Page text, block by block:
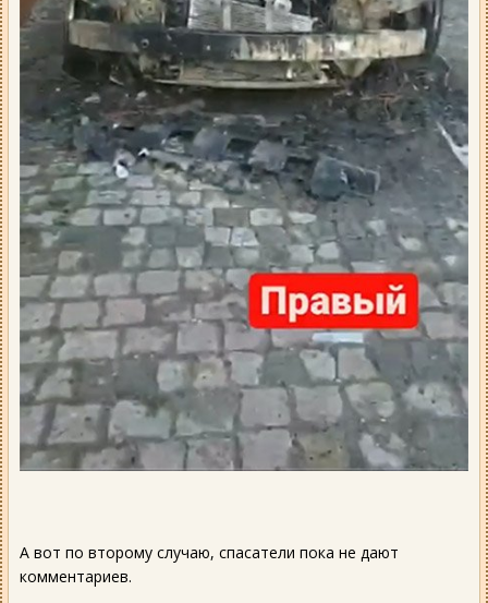
А вот по второму случаю, спасатели пока не дают
комментариев.